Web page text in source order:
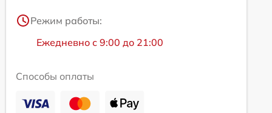
Режим работы:
Ежедневно с 9:00 до 21:00
Способы оплаты